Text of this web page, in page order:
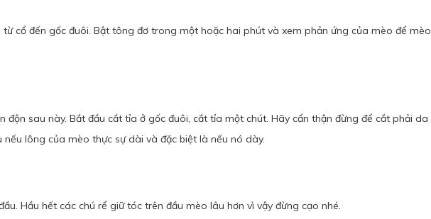
cổ đến gốc đuôi. Bật tông đơ trong một hoặc hai phút và xem phản ứng của mèo để mèo
sau này. Bắt đầu cắt tỉa ở gốc đuôi, cắt tỉa một chút. Hãy cẩn thận đừng để cắt phải da
lông của mèo thực sự dài và đặc biệt là nếu nó dày.
Hầu hết các chú rể giữ tóc trên đầu mèo lâu hơn vì vậy đừng cạo nhé.